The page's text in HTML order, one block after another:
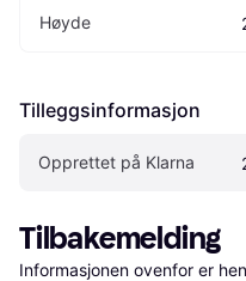
Høyde
Tilleggsinformasjon
Opprettet på Klarna
Tilbakemelding
Informasjonen ovenfor er